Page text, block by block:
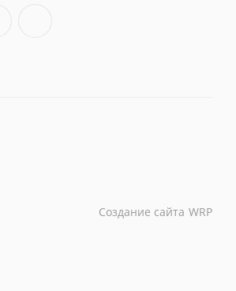
Создание сайта WRP